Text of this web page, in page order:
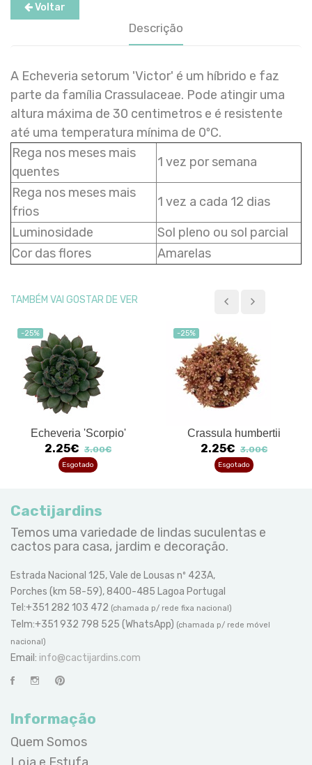
Voltar
Descrição
A Echeveria setorum 'Victor' é um híbrido e faz
parte da família Crassulaceae. Pode atingir uma
altura máxima de 30 centimetros e é resistente
até uma temperatura mínima de 0ºC.
Rega nos meses mais
quentes
1 vez por semana
Rega nos meses mais
frios
1 vez a cada 12 dias
Luminosidade
Sol pleno ou sol parcial
Cor das flores
Amarelas
TAMBÉM VAI GOSTAR DE VER
-25%
Echeveria 'Scorpio'
2.25€ 3.00€
Esgotado
-25%
Crassula humbertii
2.25€ 3.00€
Esgotado
Cactijardins
Temos uma variedade de lindas suculentas e
cactos para casa, jardim e decoração.
Estrada Nacional 125, Vale de Lousas nº 423A,
Porches (km 58-59), 8400-485 Lagoa Portugal
Tel:+351 282 103 472 (chamada p/ rede fixa nacional)
Telm:+351 932 798 525 (WhatsApp) (chamada p/ rede móvel
nacional)
Email: info@cactijardins.com
Informação
Quem Somos